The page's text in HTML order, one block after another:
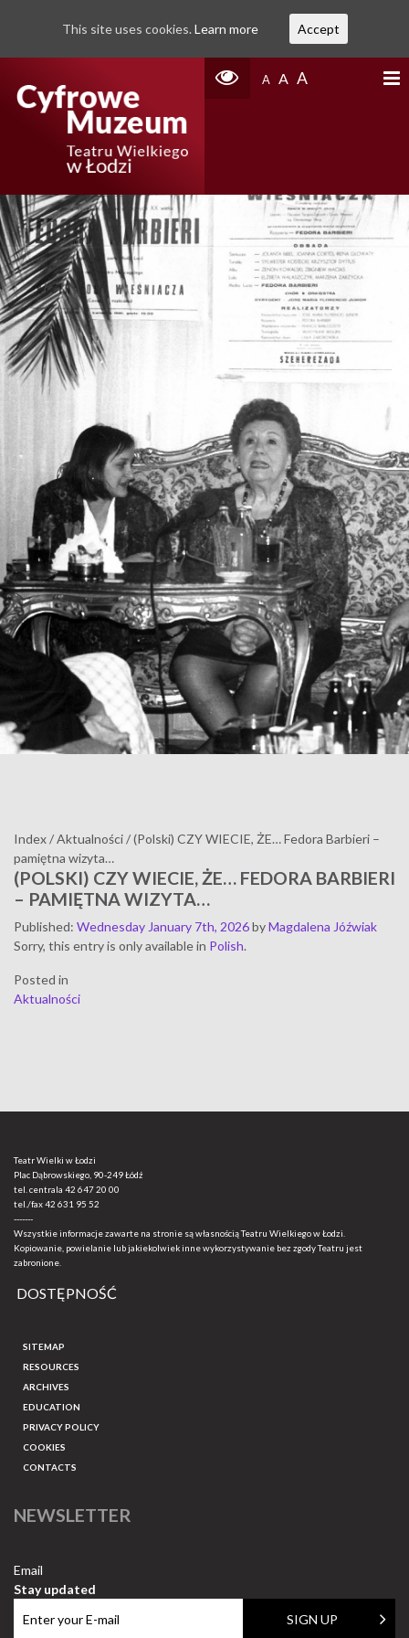
A A A
Index/Aktualności/(Polski) CZY WIECIE, ŻE… Fedora Barbieri –
pamiętna wizyta…
(POLSKI) CZY WIECIE, ŻE… FEDORA BARBIERI
– PAMIĘTNA WIZYTA…
Published: Wednesday January 7th, 2026byMagdalena Jóźwiak
Sorry, this entry is only available in Polish.
Posted in
Aktualności
Teatr Wielki w Łodzi
Plac Dąbrowskiego, 90-249 Łódź
tel. centrala 42 647 20 00
tel./fax42 631 95 52
-------
Wszystkie informacje zawarte na stronie są własnością Teatru Wielkiego w Łodzi.
Kopiowanie, powielanie lub jakiekolwiek inne wykorzystywanie bez zgody Teatru jest
zabronione.
DOSTĘPNOŚĆ
SITEMAP
RESOURCES
ARCHIVES
EDUCATION
PRIVACY POLICY
COOKIES
CONTACTS
NEWSLETTER
Email
Stay updated
This site uses cookies. Learn more Accept